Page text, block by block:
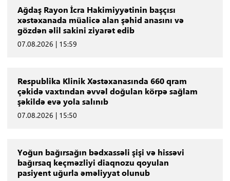
Ağdaş Rayon İcra Hakimiyyətinin başçısı
xəstəxanada müalicə alan şəhid anasını və
gözdən əlil sakini ziyarət edib
07.08.2026 | 15:59
Respublika Klinik Xəstəxanasında 660 qram
çəkidə vaxtından əvvəl doğulan körpə sağlam
şəkildə evə yola salınıb
07.08.2026 | 15:50
Yoğun bağırsağın bədxassəli şişi və hissəvi
bağırsaq keçməzliyi diaqnozu qoyulan
pasiyent uğurla əməliyyat olunub